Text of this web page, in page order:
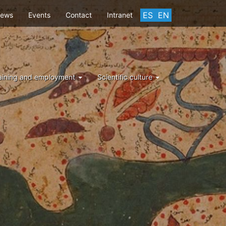
ES EN
Events Contact Intranet
and employment Scientific culture